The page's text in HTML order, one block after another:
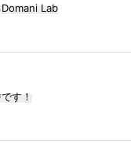
Domani Lab
す！